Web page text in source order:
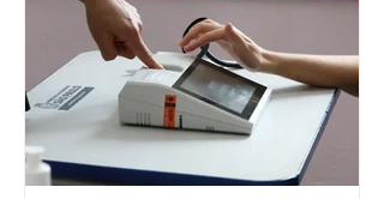
prolongada e pode ser tomado a cada
dois meses. O pedido de inclusão vai
ser encaminhado pelo Ministério da
Saúde à Comissão Nacional de
Incorporação de Novas Tecnologias no
SUS (Conitec) na semana que vem. A
Conitec é um colegiado